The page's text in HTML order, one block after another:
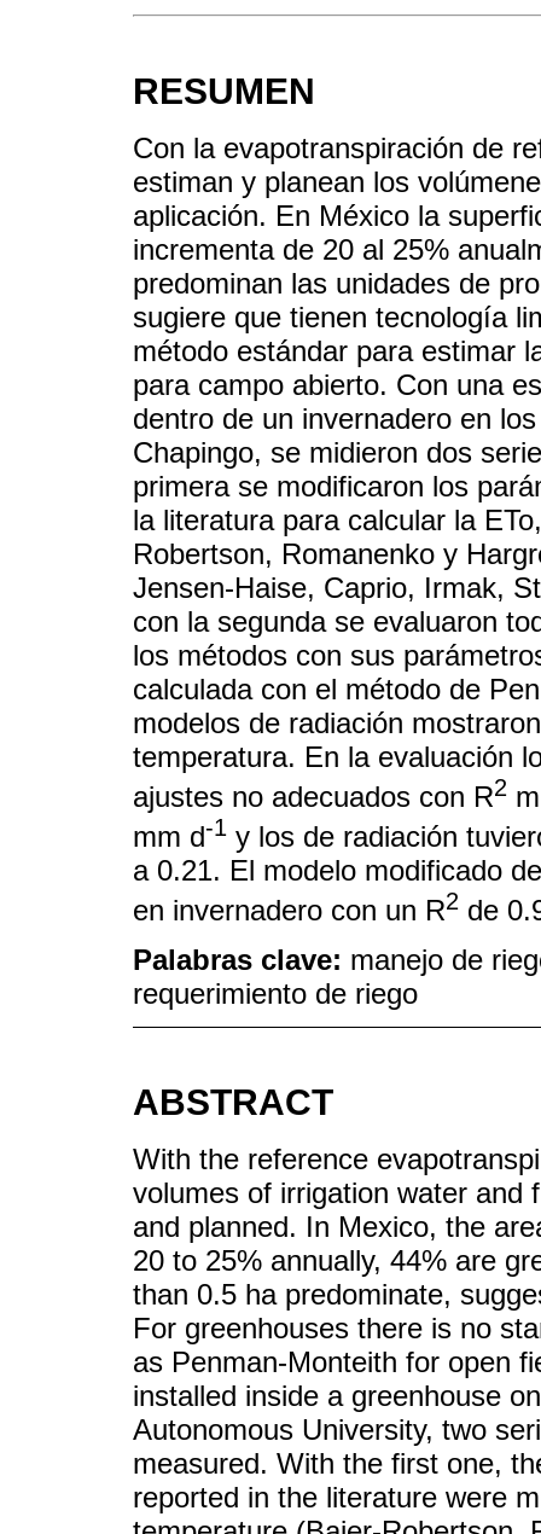
RESUMEN
Con la evapotranspiración de
estiman y planean los
aplicación. En México la
incrementa de 20 al 25%
predominan las unidades de
sugiere que tienen tecnología
método estándar para estimar
para campo abierto. Con una
dentro de un invernadero en
Chapingo, se midieron dos
primera se modificaron los
la literatura para calcular la
Robertson, Romanenko y
Jensen-Haise, Caprio, Irmak,
con la segunda se evaluaron
los métodos con sus
calculada con el método de
modelos de radiación
temperatura. En la evaluación
ajustes no adecuados con R2
mm d-1 y los de radiación
a 0.21. El modelo modificado
en invernadero con un R2 de
Palabras clave: manejo de
requerimiento de riego
ABSTRACT
With the reference
volumes of irrigation water and
and planned. In Mexico, the
20 to 25% annually, 44% are
than 0.5 ha predominate,
For greenhouses there is no
as Penman-Monteith for open
installed inside a greenhouse
Autonomous University, two
measured. With the first one,
reported in the literature were